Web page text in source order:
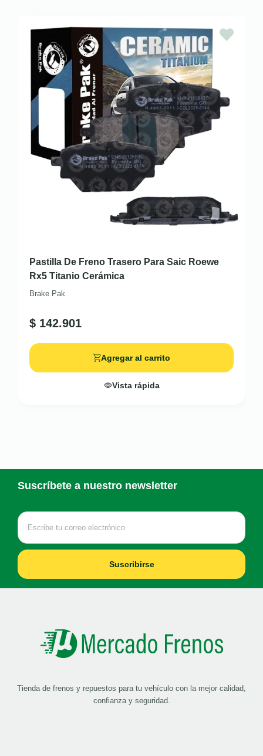
Pastilla De Freno Trasero Para Saic Roewe
Rx5 Titanio Cerámica
Brake Pak
$ 142.901
Agregar al carrito
Vista rápida
Suscríbete a nuestro newsletter
Suscribirse
Tienda de frenos y repuestos para tu vehículo con la mejor calidad,
confianza y seguridad.